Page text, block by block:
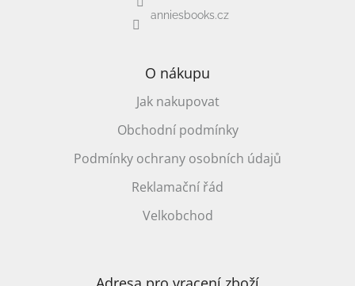
anniesbooks.cz
O nákupu
Jak nakupovat
Obchodní podmínky
Podmínky ochrany osobních údajů
Reklamační řád
Velkobchod